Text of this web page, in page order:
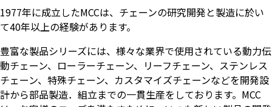
1977年に成立したMCCは、チェーンの研究開発と製造に於い
て40年以上の経験があります。
豊富な製品シリーズには、様々な業界で使用されている動力伝
動チェーン、ローラーチェーン、リーフチェーン、ステンレス
チェーン、特殊チェーン、カスタマイズチェーンなどを開発設
計から部品製造．組立までの一貫生産をしております。MCC